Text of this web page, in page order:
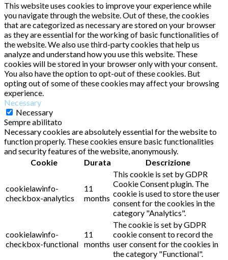
This website uses cookies to improve your experience while
you navigate through the website. Out of these, the cookies
that are categorized as necessary are stored on your browser
as they are essential for the working of basic functionalities of
the website. We also use third-party cookies that help us
analyze and understand how you use this website. These
cookies will be stored in your browser only with your consent.
You also have the option to opt-out of these cookies. But
opting out of some of these cookies may affect your browsing
experience.
Necessary
Necessary
Sempre abilitato
Necessary cookies are absolutely essential for the website to
function properly. These cookies ensure basic functionalities
and security features of the website, anonymously.
Cookie
Durata Descrizione
cookielawinfo-
checkbox-analytics
11
months
This cookie is set by GDPR
Cookie Consent plugin. The
cookie is used to store the user
consent for the cookies in the
category "Analytics".
cookielawinfo-
checkbox-functional
11
months
The cookie is set by GDPR
cookie consent to record the
user consent for the cookies in
the category "Functional".